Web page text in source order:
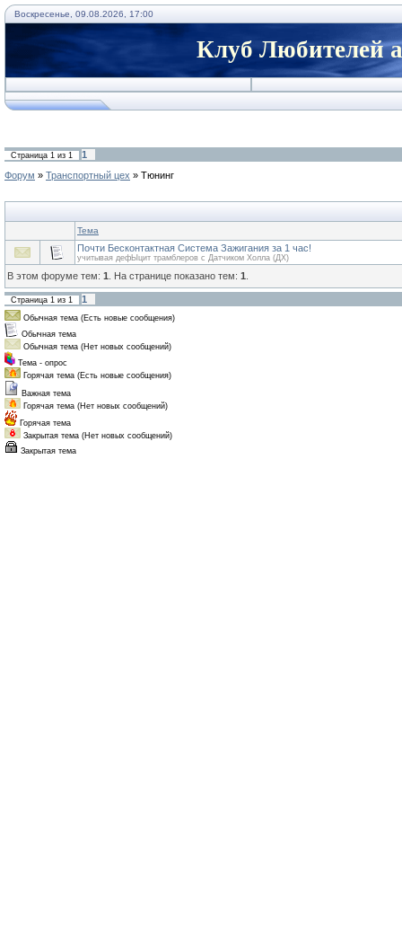
Воскресенье, 09.08.2026, 17:00
Клуб Любителей
Страница 1 из 1
1
Форум » Транспортный цех » Тюнинг
Тема
Почти Бесконтактная Система Зажигания за 1 час!
учитывая дефЫцит трамблеров с Датчиком Холла (ДХ)
В этом форуме тем: 1 . На странице показано тем: 1
Страница 1 из 1 1
Обычная тема (Есть новые сообщения)
Обычная тема
Обычная тема (Нет новых сообщений)
Тема - опрос
Горячая тема (Есть новые сообщения)
Важная тема
Горячая тема (Нет новых сообщений)
Горячая тема
Закрытая тема (Нет новых сообщений)
Закрытая тема